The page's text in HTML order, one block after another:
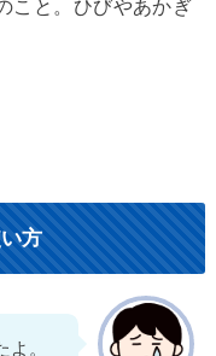
こと。ひびやあかぎ
方
よ。